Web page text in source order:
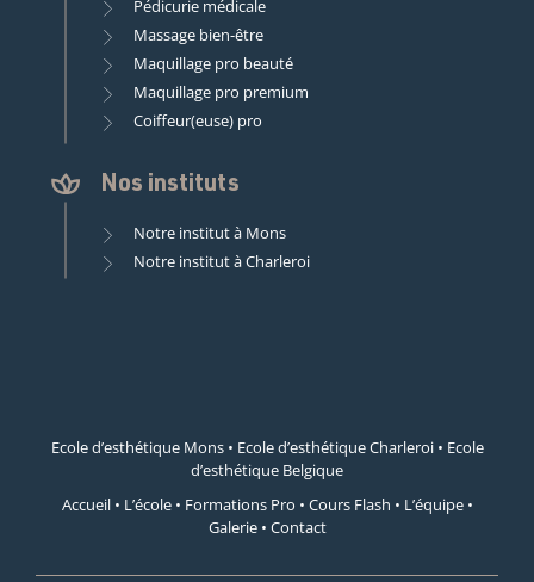
Pédicurie médicale
Massage bien-être
Maquillage pro beauté
Maquillage pro premium
Coiffeur(euse) pro
Nos instituts
Notre institut à Mons
Notre institut à Charleroi
Ecole d’esthétique Mons • Ecole d’esthétique Charleroi • Ecole
d’esthétique Belgique
Accueil • L’école • Formations Pro • Cours Flash • L’équipe •
Galerie • Contact